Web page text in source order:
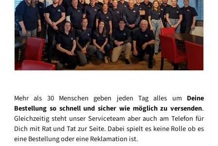
Mehr als 30 Menschen geben jeden Tag alles um Deine
Bestellung so schnell und sicher wie möglich zu versenden.
Gleichzeitig steht unser Serviceteam aber auch am Telefon für
Dich mit Rat und Tat zur Seite. Dabei spielt es keine Rolle ob es
eine Bestellung oder eine Reklamation ist.